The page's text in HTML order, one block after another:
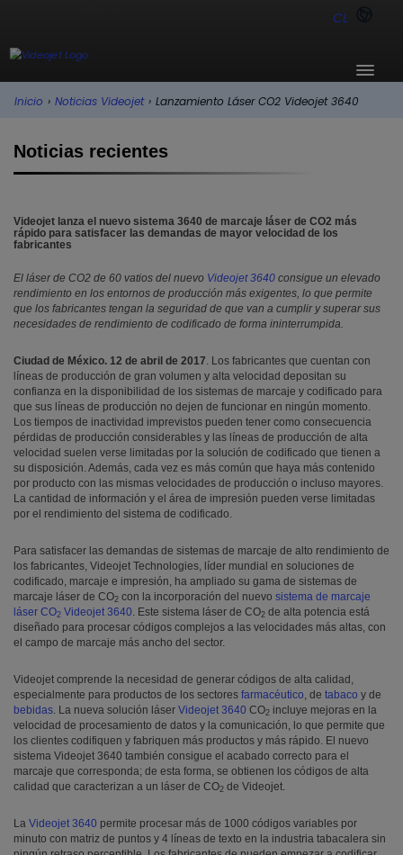
CL
Inicio › Noticias Videojet › Lanzamiento Láser CO2 Videojet 3640
Noticias recientes
Videojet lanza el nuevo sistema 3640 de marcaje láser de CO2 más
rápido para satisfacer las demandas de mayor velocidad de los
fabricantes
El láser de CO2 de 60 vatios del nuevo Videojet 3640 consigue un elevado
rendimiento en los entornos de producción más exigentes, lo que permite
que los fabricantes tengan la seguridad de que van a cumplir y superar sus
necesidades de rendimiento de codificado de forma ininterrumpida.
Ciudad de México. 12 de abril de 2017. Los fabricantes que cuentan con
líneas de producción de gran volumen y alta velocidad depositan su
confianza en la disponibilidad de los sistemas de marcaje y codificado para
que sus líneas de producción no dejen de funcionar en ningún momento.
Los tiempos de inactividad imprevistos pueden tener como consecuencia
pérdidas de producción considerables y las líneas de producción de alta
velocidad suelen verse limitadas por la solución de codificado que tienen a
su disposición. Además, cada vez es más común que haya más contenido
por producto con las mismas velocidades de producción o incluso mayores.
La cantidad de información y el área de impresión pueden verse limitadas
por el rendimiento del sistema de codificado.
Para satisfacer las demandas de sistemas de marcaje de alto rendimiento de
los fabricantes, Videojet Technologies, líder mundial en soluciones de
codificado, marcaje e impresión, ha ampliado su gama de sistemas de
marcaje láser de CO2 con la incorporación del nuevo sistema de marcaje
láser CO2 Videojet 3640. Este sistema láser de CO2 de alta potencia está
diseñado para procesar códigos complejos a las velocidades más altas, con
el campo de marcaje más ancho del sector.
Videojet comprende la necesidad de generar códigos de alta calidad,
especialmente para productos de los sectores farmacéutico, de tabaco y de
bebidas. La nueva solución láser Videojet 3640 CO2 incluye mejoras en la
velocidad de procesamiento de datos y la comunicación, lo que permite que
los clientes codifiquen y fabriquen más productos y más rápido. El nuevo
sistema Videojet 3640 también consigue el acabado correcto para el
marcaje que corresponda; de esta forma, se obtienen los códigos de alta
calidad que caracterizan a un láser de CO2 de Videojet.
La Videojet 3640 permite procesar más de 1000 códigos variables por
minuto con matriz de puntos y 4 líneas de texto en la industria tabacalera sin